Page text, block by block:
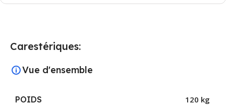
Carestériques:
Vue d'ensemble
POIDS 120 kg